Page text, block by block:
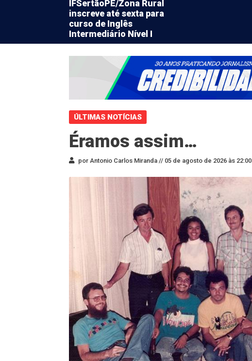
IFSertãoPE/Zona Rural
inscreve até sexta para
curso de Inglês
Intermediário Nível I
ÚLTIMAS NOTÍCIAS
Éramos assim…
por Antonio Carlos Miranda // 05 de agosto de 2026 às 22:00